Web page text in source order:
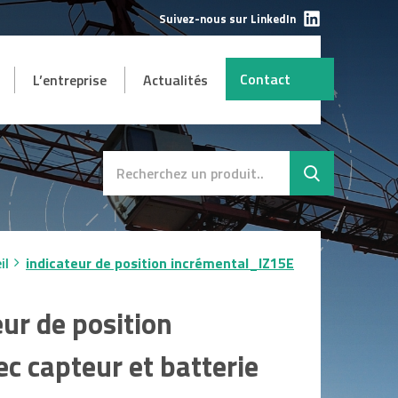
et
AUTRES
Destockage
SAV
L’entreprise Actualités Contact
Suivez-nous sur LinkedIn
indicateur de position incrémental_IZ15E
de position
capteur et batterie